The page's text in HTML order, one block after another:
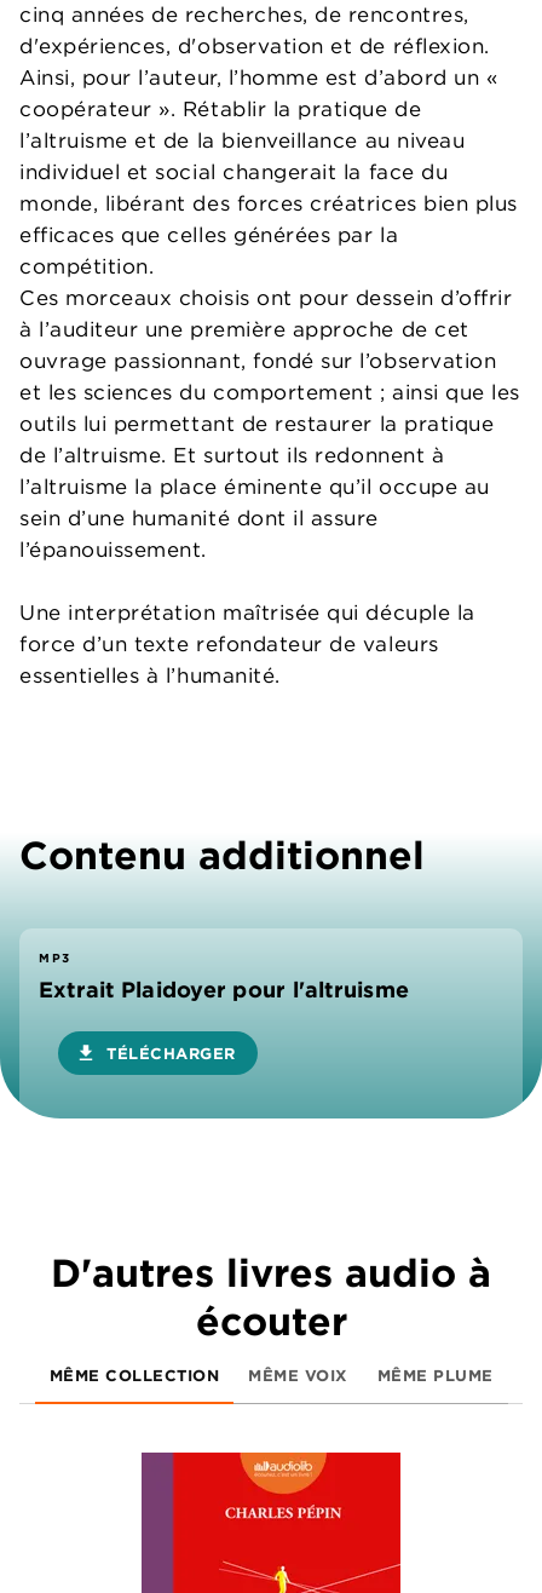
cinq années de recherches, de rencontres,
d'expériences, d'observation et de réflexion.
Ainsi, pour l’auteur, l’homme est d’abord un «
coopérateur ». Rétablir la pratique de
l’altruisme et de la bienveillance au niveau
individuel et social changerait la face du
monde, libérant des forces créatrices bien plus
efficaces que celles générées par la
compétition.
Ces morceaux choisis ont pour dessein d’offrir
à l’auditeur une première approche de cet
ouvrage passionnant, fondé sur l’observation
et les sciences du comportement ; ainsi que les
outils lui permettant de restaurer la pratique
de l’altruisme. Et surtout ils redonnent à
l’altruisme la place éminente qu’il occupe au
sein d’une humanité dont il assure
l’épanouissement.
Une interprétation maîtrisée qui décuple la
force d’un texte refondateur de valeurs
essentielles à l’humanité.
Contenu additionnel
MP3
Extrait Plaidoyer pour l'altruisme
download TÉLÉCHARGER
D'autres livres audio à
écouter
MÊME COLLECTION MÊME VOIX MÊME PLUME